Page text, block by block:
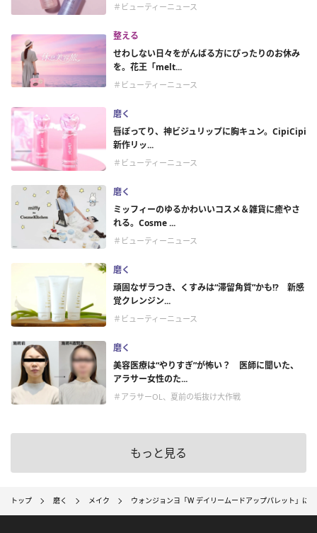
＃ビューティーニュース
整える
せわしない日々をがんばる方にぴったりのお休み
を。花王「melt...
＃ビューティーニュース
磨く
唇ぽってり、神ビジュリップに胸キュン。CipiCipi
新作リッ...
＃ビューティーニュース
磨く
ミッフィーのゆるかわいいコスメ＆雑貨に癒やさ
れる。Cosme ...
＃ビューティーニュース
磨く
頑固なザラつき、くすみは“滞留角質”かも!? 新感
覚クレンジン...
＃ビューティーニュース
磨く
美容医療は“やりすぎ”が怖い？ 医師に聞いた、
アラサー女性のた...
＃アラサーOL、夏前の垢抜け大作戦
もっと見る
トップ 磨く メイク ウォンジョンヨ「W デイリームードアップパレット」に